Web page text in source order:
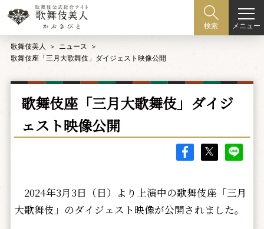
検索 メニュー
歌舞伎美人
ニュース
歌舞伎座「三月大歌舞伎」ダイジェスト映像公開
歌舞伎座「三月大歌舞伎」ダイジ
ェスト映像公開
2024年3月3日（日）より上演中の歌舞伎座「三月
大歌舞伎」のダイジェスト映像が公開されました。